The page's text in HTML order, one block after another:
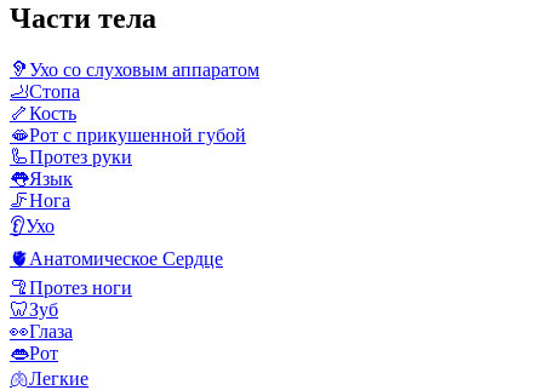
Части тела
🦻Ухо со слуховым аппаратом
🦶Стопа
🦴Кость
🫦Рот с прикушенной губой
🦾Протез руки
👅Язык
🦵Нога
👂Ухо
🫀Анатомическое Сердце
🦿Протез ноги
🦷Зуб
👀Глаза
👄Рот
🫁Легкие